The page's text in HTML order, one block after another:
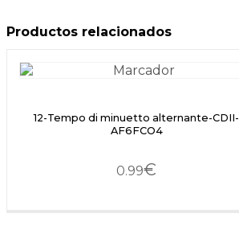
Productos relacionados
12-Tempo di minuetto alternante-CDII-
AF6FCO4
0.99€